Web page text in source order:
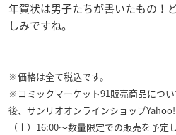
年賀状は男子たちが書いたもの！
しみですね。
※価格は全て税込です。
※コミックマーケット91販売商品につ
後、サンリオオンラインショップ
（土）16:00〜数量限定での販売を予定